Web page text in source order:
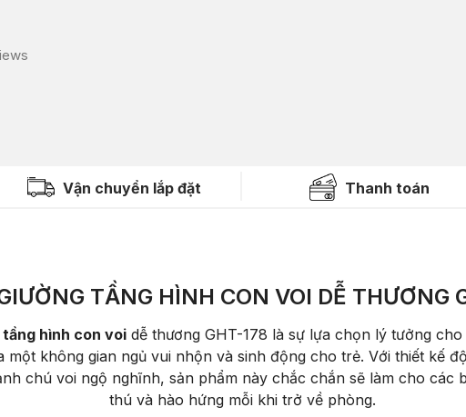
Vận chuyển lắp đặt Thanh toán
TẦNG HÌNH CON VOI DỄ THƯƠNG
hình con voidễ thương GHT-178 là sự lựa chọn lý tưởng
một không gian ngủ vui nhộn và sinh động cho trẻ. Với thiết kế
chú voi ngộ nghĩnh, sản phẩm này chắc chắn sẽ làm cho các
thú và hào hứng mỗi khi trở về phòng.